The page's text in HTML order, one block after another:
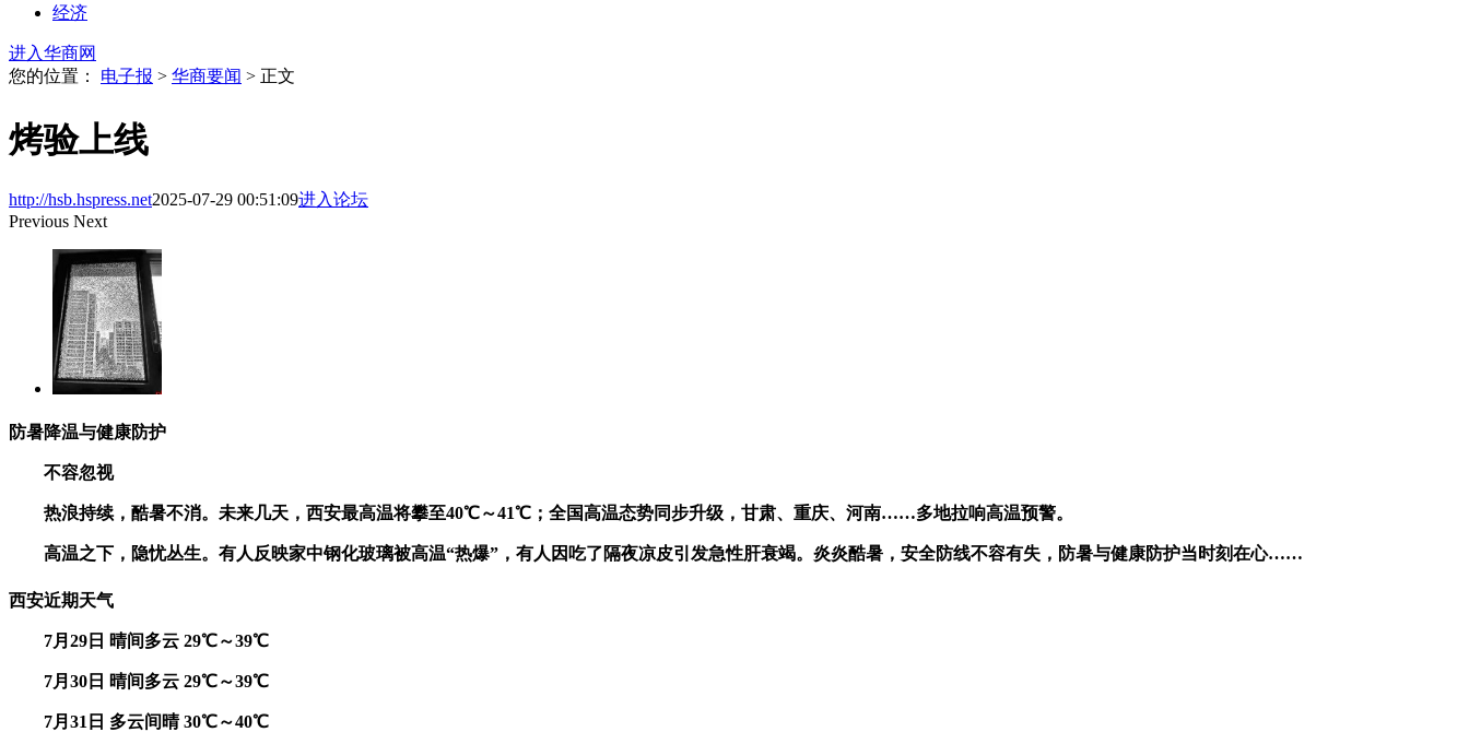
经济
进入华商网
您的位置： 电子报 > 华商要闻 > 正文
烤验上线
http://hsb.hspress.net2025-07-29 00:51:09进入论坛
Previous Next
防暑降温与健康防护
不容忽视
热浪持续，酷暑不消。未来几天，西安最高温将攀至40℃～41℃；全国高温态势同步升级，甘肃、重庆、河南……多地拉响高温预警。
高温之下，隐忧丛生。有人反映家中钢化玻璃被高温“热爆”，有人因吃了隔夜凉皮引发急性肝衰竭。炎炎酷暑，安全防线不容有失，防暑与健康防护当时刻在心……
西安近期天气
7月29日 晴间多云 29℃～39℃
7月30日 晴间多云 29℃～39℃
7月31日 多云间晴 30℃～40℃